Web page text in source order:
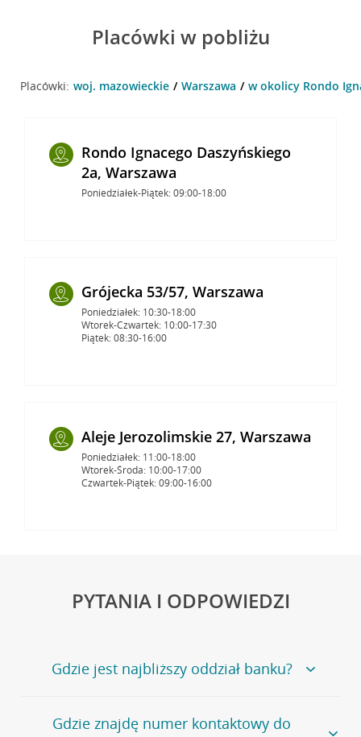
Placówki w pobliżu
Placówki: woj. mazowieckie Warszawa w okolicy Rondo
Rondo Ignacego Daszyńskiego
2a, Warszawa
Poniedziałek-Piątek: 09:00-18:00
Grójecka 53/57, Warszawa
Poniedziałek: 10:30-18:00
Wtorek-Czwartek: 10:00-17:30
Piątek: 08:30-16:00
Aleje Jerozolimskie 27, Warszawa
Poniedziałek: 11:00-18:00
Wtorek-Środa: 10:00-17:00
Czwartek-Piątek: 09:00-16:00
PYTANIA I ODPOWIEDZI
Gdzie jest najbliższy oddział banku?
Jeśli szukasz oddziału naszego banku, zapraszamy na
stronęPlacówki i bankomaty, na której znajduje się
Gdzie znajdę numer kontaktowy do